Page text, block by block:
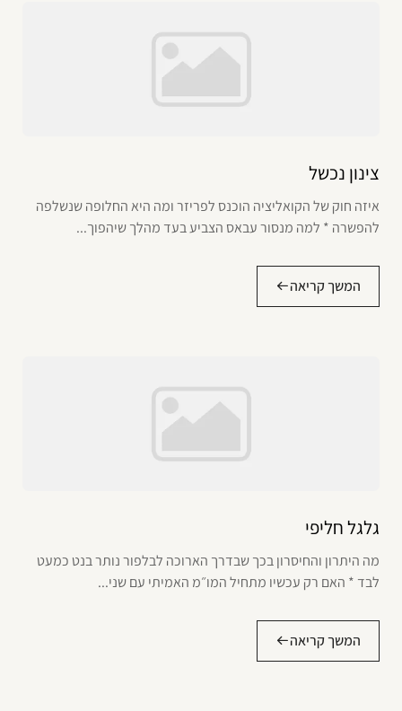
צינון נכשל
איזה חוק של הקואליציה הוכנס לפריזר ומה היא החלופה שנשלפה
להפשרה * למה מנסור עבאס הצביע בעד מהלך שיהפוך...
המשך קריאה
גלגל חליפי
מה היתרון והחיסרון בכך שבדרך הארוכה לבלפור נותר בנט כמעט
לבד * האם רק עכשיו מתחיל המו״מ האמיתי עם שני...
המשך קריאה